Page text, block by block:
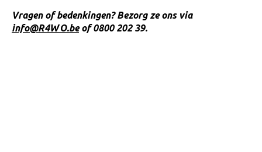
Vragen of bedenkingen? Bezorg ze ons via
info@R4WO.beof 0800 202 39.